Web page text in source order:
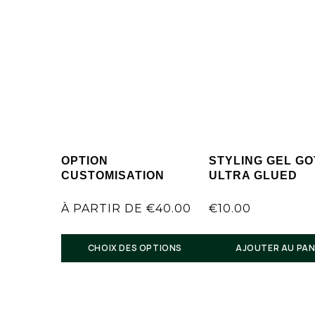
Notre service client reste à votre disposition
OPTION
CUSTOMISATION
À PARTIR DE €40.00
CHOIX DES OPTIONS
STYLING GEL
ULTRA GLUED
€10.00
AJOUTER AU